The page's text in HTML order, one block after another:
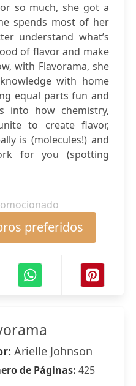
so much, she got a
spends most of her
understand what’s
of flavor and make
with Flavorama, she
with home
equal parts fun and
into how chemistry,
to create flavor,
is (molecules!) and
for you (spotting
preferidos
Arielle Johnson
de Páginas: 425